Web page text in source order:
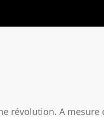
révolution. A